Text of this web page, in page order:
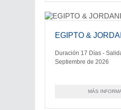
EGIPTO &
Duración 17 Días -
Septiembre de 2026
MÁS